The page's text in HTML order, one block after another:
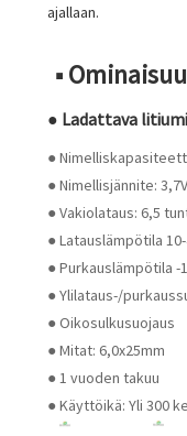
ajallaan.
■
● Ladattava
●
● Nimellisjännite: 3,7V
● Vakiolataus: 6,5
● Latauslämpötila
● Purkauslämpötila
● Ylilataus-/
● Oikosulkusuojaus
● Mitat: 6,0x25mm
● 1 vuoden takuu
● Käyttöikä: Yli 300